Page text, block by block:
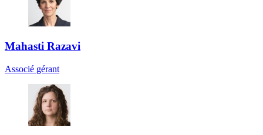
Mahasti Razavi
Associé gérant